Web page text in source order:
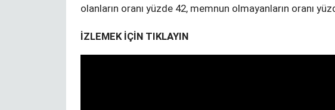
olanların oranı yüzde 42, memnun olmayanların oranı
İZLEMEK İÇİN TIKLAYIN